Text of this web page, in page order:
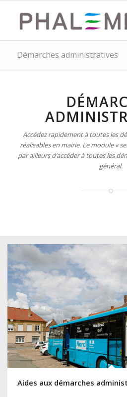
Démarches administratives
Accédez rapidement à toutes les
réalisables en mairie. Le module «
par ailleurs d’accéder à toutes les
général.
Aides aux démarches